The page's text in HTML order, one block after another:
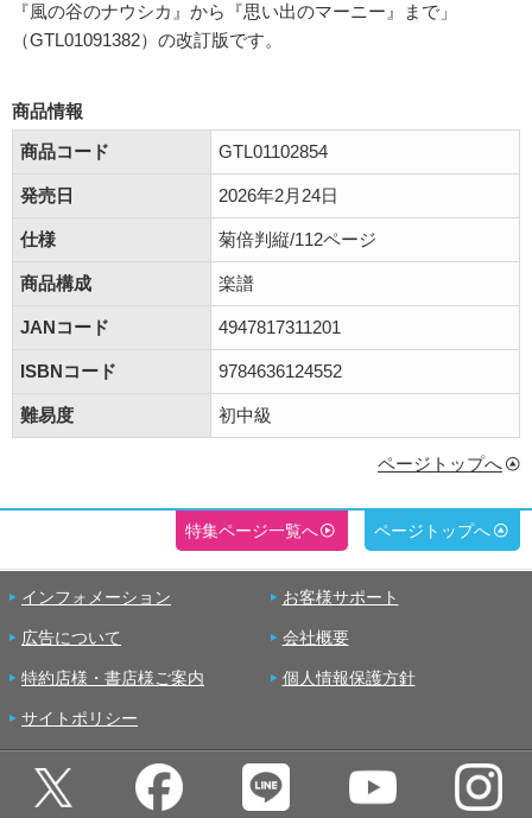
『風の谷のナウシカ』から『思い出のマーニー』まで」
（GTL01091382）の改訂版です。
商品情報
商品コード
GTL01102854
発売日 2026年2月24日
仕様 菊倍判縦/112ページ
商品構成 楽譜
JANコード 4947817311201
ISBNコード 9784636124552
難易度 初中級
ページトップへ
特集ページ一覧へ ページトップへ
インフォメーション お客様サポート
広告について 会社概要
特約店様・書店様ご案内 個人情報保護方針
サイトポリシー